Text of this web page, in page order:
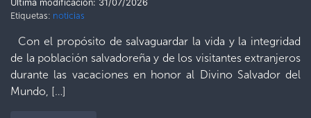
Última modificación: 31/07/2026
Etiquetas: noticias
Con el propósito de salvaguardar la vida y la integridad
de la población salvadoreña y de los visitantes extranjeros
durante las vacaciones en honor al Divino Salvador del
Mundo, […]